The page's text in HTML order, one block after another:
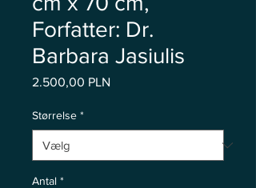
Forfatter: Dr.
Barbara Jasiulis
2.500,00 PLN
Størrelse *
Antal *